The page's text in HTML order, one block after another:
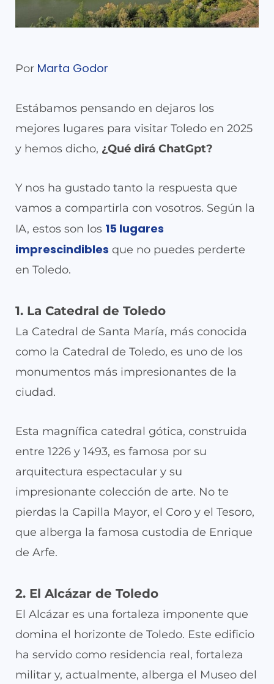
Por Marta Godor
Estábamos pensando en dejaros los
mejores lugares para visitar Toledo en 2025
y hemos dicho, ¿Qué dirá ChatGpt?
Y nos ha gustado tanto la respuesta que
vamos a compartirla con vosotros. Según la
IA, estos son los 15 lugares
imprescindibles que no puedes perderte
en Toledo.
1. La Catedral de Toledo
La Catedral de Santa María, más conocida
como la Catedral de Toledo, es uno de los
monumentos más impresionantes de la
ciudad.
Esta magnífica catedral gótica, construida
entre 1226 y 1493, es famosa por su
arquitectura espectacular y su
impresionante colección de arte. No te
pierdas la Capilla Mayor, el Coro y el Tesoro,
que alberga la famosa custodia de Enrique
de Arfe.
2. El Alcázar de Toledo
El Alcázar es una fortaleza imponente que
domina el horizonte de Toledo. Este edificio
ha servido como residencia real, fortaleza
militar y, actualmente, alberga el Museo del